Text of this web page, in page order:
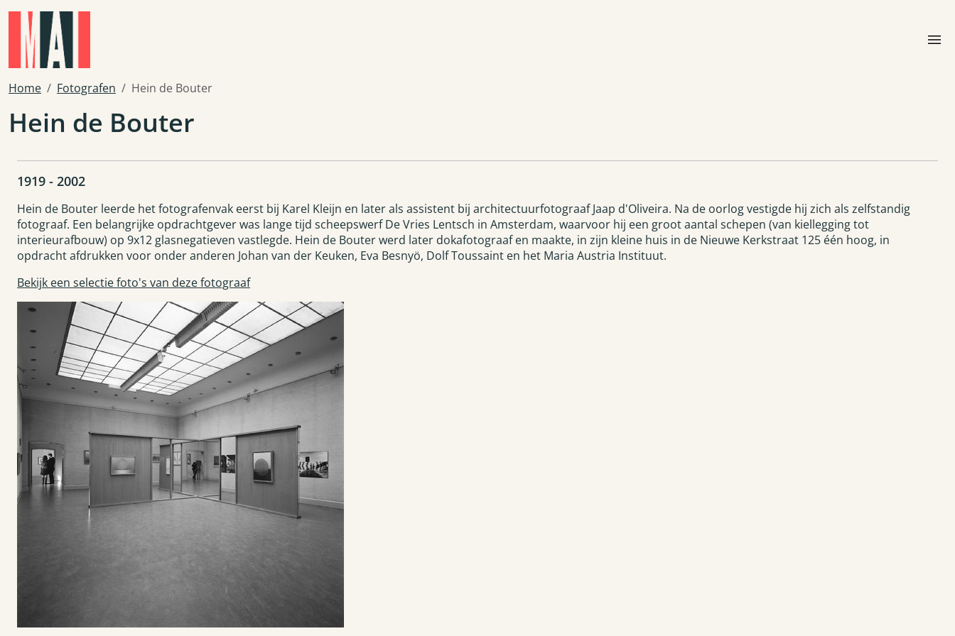
Skip to main content
menu
Home Fotografen Hein de Bouter
Hein de Bouter
1919 - 2002
Hein de Bouter leerde het fotografenvak eerst bij Karel Kleijn en later als assistent bij architectuurfotograaf Jaap d'Oliveira. Na de oorlog vestigde hij zich als zelfstandig
fotograaf. Een belangrijke opdrachtgever was lange tijd scheepswerf De Vries Lentsch in Amsterdam, waarvoor hij een groot aantal schepen (van kiellegging tot
interieurafbouw) op 9x12 glasnegatieven vastlegde. Hein de Bouter werd later dokafotograaf en maakte, in zijn kleine huis in de Nieuwe Kerkstraat 125 één hoog, in
opdracht afdrukken voor onder anderen Johan van der Keuken, Eva Besnyö, Dolf Toussaint en het Maria Austria Instituut.
Bekijk een selectie foto's van deze fotograaf